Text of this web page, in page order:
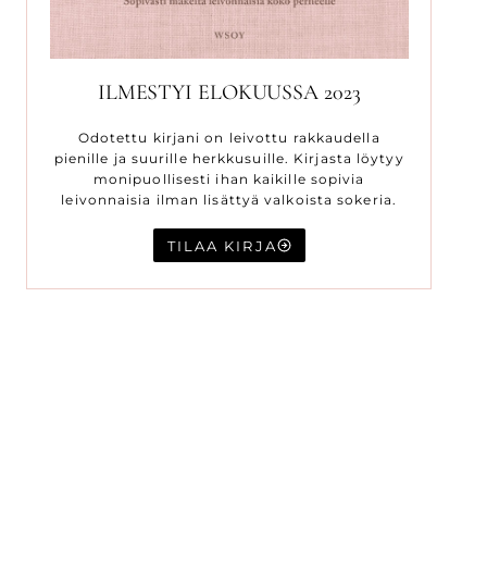
ILMESTYI ELOKUUSSA 2023
Odotettu kirjani on leivottu rakkaudella
pienille ja suurille herkkusuille. Kirjasta löytyy
monipuollisesti ihan kaikille sopivia
leivonnaisia ilman lisättyä valkoista sokeria.
TILAA KIRJA